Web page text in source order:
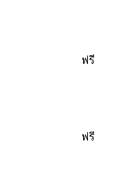
ฟรี
ฟรี